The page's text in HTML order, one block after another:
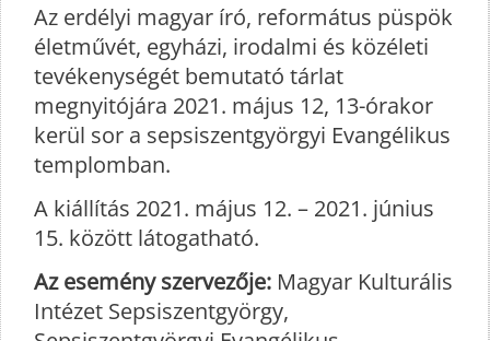
Az erdélyi magyar író, református püspök
életművét, egyházi, irodalmi és közéleti
tevékenységét bemutató tárlat
megnyitójára 2021. május 12, 13-órakor
kerül sor a sepsiszentgyörgyi Evangélikus
templomban.
A kiállítás 2021. május 12. – 2021. június
15. között látogatható.
Az esemény szervezője: Magyar Kulturális
Intézet Sepsiszentgyörgy,